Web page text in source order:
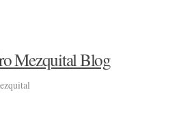
Mezquital Blog